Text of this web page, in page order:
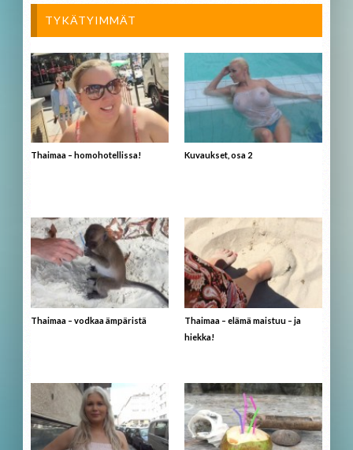
TYKÄTYIMMÄT
Thaimaa – homohotellissa! Kuvaukset, osa 2
Thaimaa – vodkaa ämpäristä
Thaimaa – elämä maistuu – ja
hiekka!